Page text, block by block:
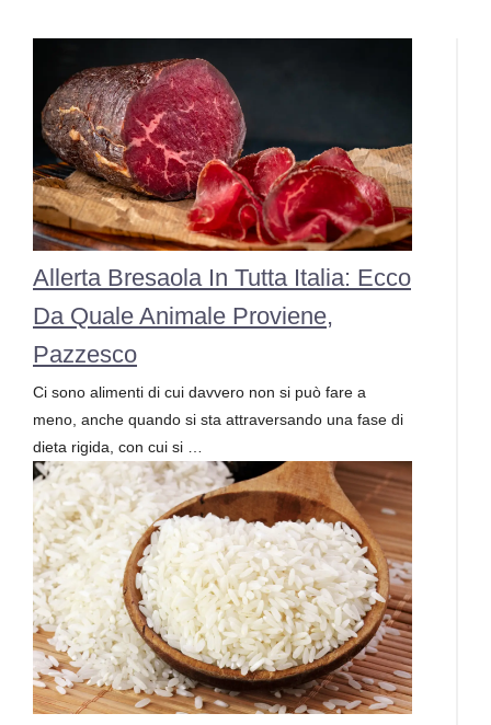
Allerta Bresaola In Tutta Italia: Ecco
Da Quale Animale Proviene,
Pazzesco
Ci sono alimenti di cui davvero non si può fare a
meno, anche quando si sta attraversando una fase di
dieta rigida, con cui si …